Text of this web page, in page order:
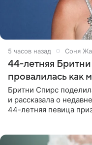
5 часов назад Соня
44-летняя
провалилась как
Бритни Спирс
и рассказала о
44-летняя певица